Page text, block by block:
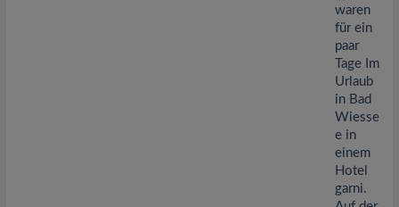
waren
für ein
paar
Tage Im
Urlaub
in Bad
Wiesse
e in
einem
Hotel
garni.